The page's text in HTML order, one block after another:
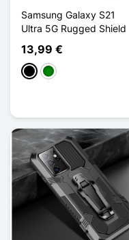
Samsung Galaxy S21
Ultra 5G Rugged Shield
13,99 €
PretoVerde